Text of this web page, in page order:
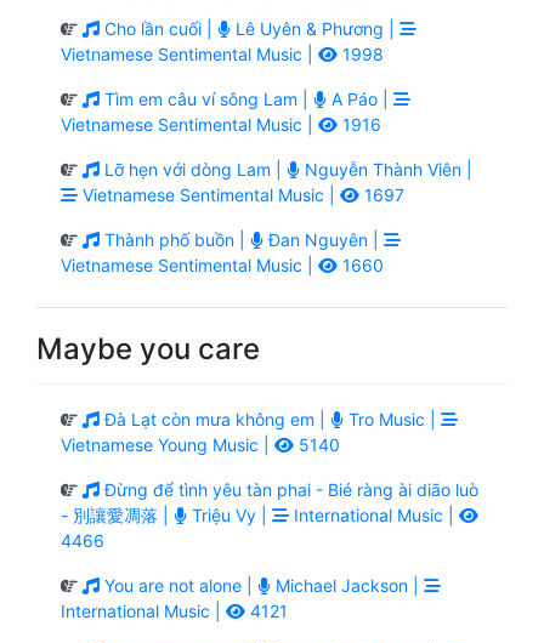
Cho lần cuối |
Lê Uyên & Phương |
Vietnamese Sentimental Music |
1998
Tìm em câu ví sông Lam |
A Páo |
Vietnamese Sentimental Music |
1916
Lỡ hẹn với dòng Lam |
Nguyễn Thành Viên |
Vietnamese Sentimental Music |
1697
Thành phố buồn |
Đan Nguyên |
Vietnamese Sentimental Music |
1660
Maybe you care
Đà Lạt còn mưa không em |
Tro Music |
Vietnamese Young Music |
5140
Đừng để tình yêu tàn phai - Bié ràng ài diāo luò
- 別讓愛凋落 |
Triệu Vy |
International Music |
4466
You are not alone |
Michael Jackson |
International Music |
4121